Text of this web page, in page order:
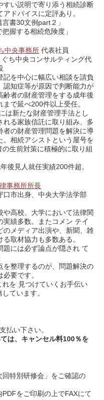
すい説明で寄り添う相続診断
アドバイスに定評あり。
書30文例part２」
握する相続危険度」
中央事務所 代表社員
ち中央コンサルティング代
記を中心に幅広い相談を請負
認知症等が原因で判断能力が
齢者の財産管理をする成年後
まで延べ200件以上受任。
は新たな財産管理手法とし
れる家族信託に取り組み、多
者の財産管理問題を解決に導
。相続アシストという屋号を
生前対策に積極的に取り組
後見人就任実績200件超。
事務所所⻑
口市出身、中央大学法学部
や高校、大学において法律関
実績多数。またコメン テイ
のメディア出演や、新聞、雑
る取材協力も多数ある。
題には必ず論点が隠され て
を整理するのが、問題解決の
必要です。
を 見つけていくお手伝い
ています。
払い下さい。
は、キャンセル料100％を
特別研修会」をご確認の
をご印刷の上でFAXにて